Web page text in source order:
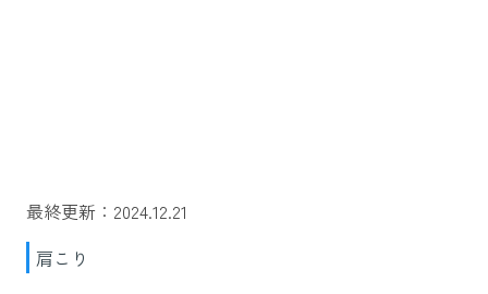
最終更新：2024.12.21
肩こり